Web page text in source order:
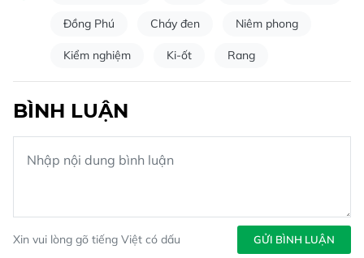
Đồng Phú Cháy đen Niêm phong
Kiểm nghiệm Ki-ốt Rang
BÌNH LUẬN
Xin vui lòng gõ tiếng Việt có dấu GỬI BÌNH LUẬN